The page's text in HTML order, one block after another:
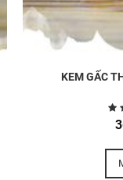
KEM GẤC